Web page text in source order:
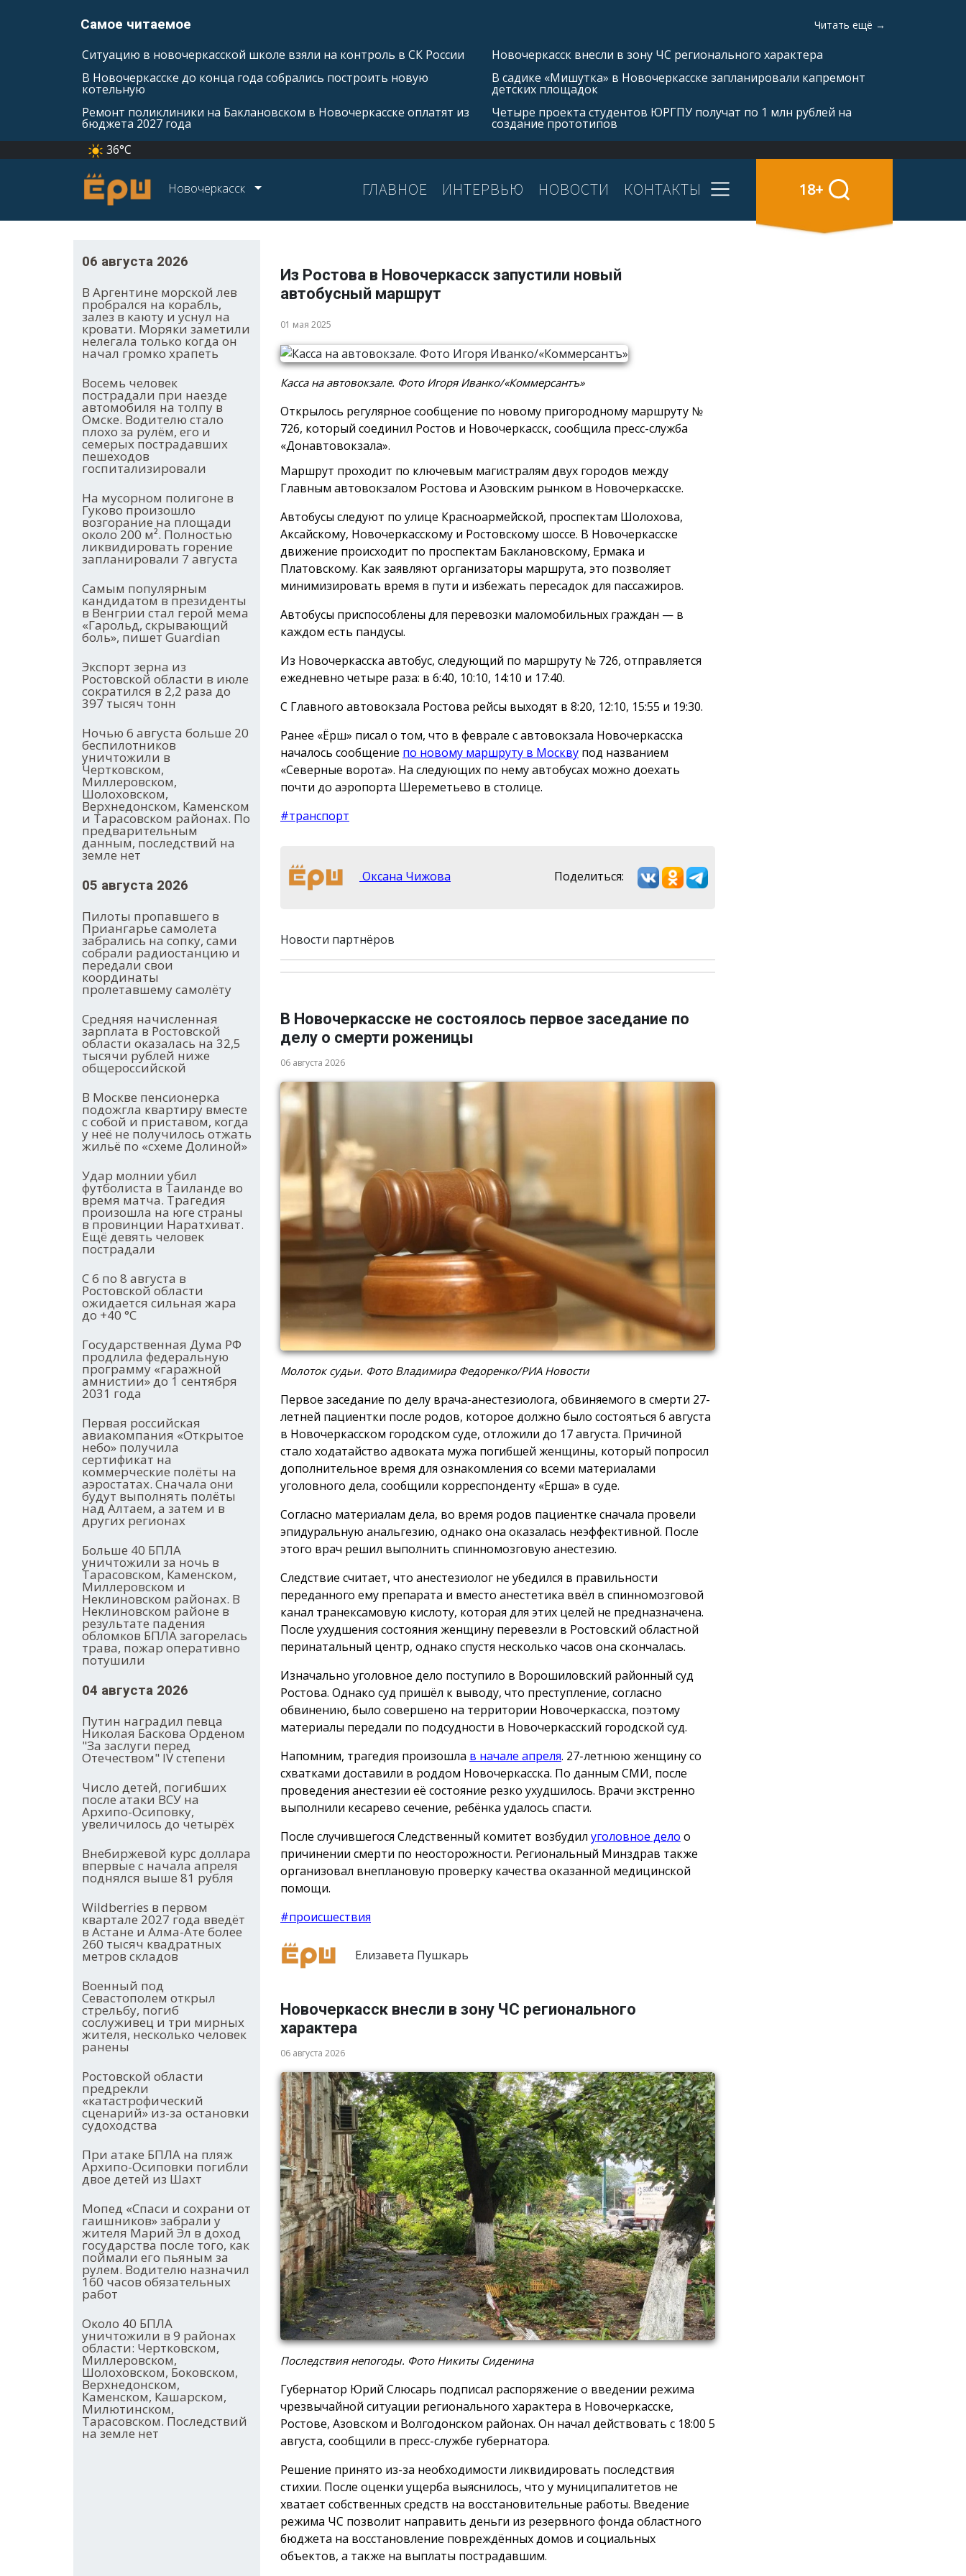
Самое читаемое Читать ещё →
Ситуацию в новочеркасской школе взяли на контроль в СК России
В Новочеркасске до конца года собрались построить новую
котельную
Ремонт поликлиники на Баклановском в Новочеркасске оплатят из
бюджета 2027 года
Новочеркасск внесли в зону ЧС регионального характера
В садике «Мишутка» в Новочеркасске запланировали капремонт
детских площадок
Четыре проекта студентов ЮРГПУ получат по 1 млн рублей на
создание прототипов
36°C
Новочеркасск ГЛАВНОЕ ИНТЕРВЬЮ НОВОСТИ КОНТАКТЫ 18+
06 августа 2026
В Аргентине морской лев
пробрался на корабль,
залез в каюту и уснул на
кровати. Моряки заметили
нелегала только когда он
начал громко храпеть
Восемь человек
пострадали при наезде
автомобиля на толпу в
Омске. Водителю стало
плохо за рулём, его и
семерых пострадавших
пешеходов
госпитализировали
На мусорном полигоне в
Гуково произошло
возгорание на площади
около 200 м². Полностью
ликвидировать горение
запланировали 7 августа
Самым популярным
кандидатом в президенты
в Венгрии стал герой мема
«Гарольд, скрывающий
боль», пишет Guardian
Экспорт зерна из
Ростовской области в июле
сократился в 2,2 раза до
397 тысяч тонн
Ночью 6 августа больше 20
беспилотников
уничтожили в
Чертковском,
Миллеровском,
Шолоховском,
Верхнедонском, Каменском
и Тарасовском районах. По
предварительным
данным, последствий на
земле нет
05 августа 2026
Пилоты пропавшего в
Приангарье самолета
забрались на сопку, сами
собрали радиостанцию и
передали свои
координаты
пролетавшему самолёту
Средняя начисленная
зарплата в Ростовской
области оказалась на 32,5
тысячи рублей ниже
общероссийской
В Москве пенсионерка
подожгла квартиру вместе
с собой и приставом, когда
у неё не получилось отжать
жильё по «схеме Долиной»
Удар молнии убил
футболиста в Таиланде во
время матча. Трагедия
произошла на юге страны
в провинции Наратхиват.
Ещё девять человек
пострадали
С 6 по 8 августа в
Ростовской области
ожидается сильная жара
до +40 °С
Государственная Дума РФ
продлила федеральную
программу «гаражной
амнистии» до 1 сентября
2031 года
Первая российская
авиакомпания «Открытое
небо» получила
сертификат на
коммерческие полёты на
аэростатах. Сначала они
будут выполнять полёты
над Алтаем, а затем и в
других регионах
Больше 40 БПЛА
уничтожили за ночь в
Тарасовском, Каменском,
Миллеровском и
Неклиновском районах. В
Неклиновском районе в
результате падения
обломков БПЛА загорелась
трава, пожар оперативно
потушили
04 августа 2026
Путин наградил певца
Николая Баскова Орденом
"За заслуги перед
Отечеством" IV степени
Число детей, погибших
после атаки ВСУ на
Архипо-Осиповку,
увеличилось до четырёх
Внебиржевой курс доллара
впервые с начала апреля
поднялся выше 81 рубля
Wildberries в первом
квартале 2027 года введёт
в Астане и Алма-Ате более
260 тысяч квадратных
метров складов
Военный под
Севастополем открыл
стрельбу, погиб
сослуживец и три мирных
жителя, несколько человек
ранены
Ростовской области
предрекли
«катастрофический
сценарий» из-за остановки
судоходства
При атаке БПЛА на пляж
Архипо-Осиповки погибли
двое детей из Шахт
Мопед «Спаси и сохрани от
гаишников» забрали у
жителя Марий Эл в доход
государства после того, как
поймали его пьяным за
рулем. Водителю назначил
160 часов обязательных
работ
Около 40 БПЛА
уничтожили в 9 районах
области: Чертковском,
Миллеровском,
Шолоховском, Боковском,
Верхнедонском,
Каменском, Кашарском,
Милютинском,
Тарасовском. Последствий
на земле нет
Из Ростова в Новочеркасск запустили новый
автобусный маршрут
01 мая 2025
Касса на автовокзале. Фото Игоря Иванко/«Коммерсантъ»
Открылось регулярное сообщение по новому пригородному маршруту №
726, который соединил Ростов и Новочеркасск, сообщила пресс-служба
«Донавтовокзала».
Маршрут проходит по ключевым магистралям двух городов между
Главным автовокзалом Ростова и Азовским рынком в Новочеркасске.
Автобусы следуют по улице Красноармейской, проспектам Шолохова,
Аксайскому, Новочеркасскому и Ростовскому шоссе. В Новочеркасске
движение происходит по проспектам Баклановскому, Ермака и
Платовскому. Как заявляют организаторы маршрута, это позволяет
минимизировать время в пути и избежать пересадок для пассажиров.
Автобусы приспособлены для перевозки маломобильных граждан — в
каждом есть пандусы.
Из Новочеркасска автобус, следующий по маршруту № 726, отправляется
ежедневно четыре раза: в 6:40, 10:10, 14:10 и 17:40.
С Главного автовокзала Ростова рейсы выходят в 8:20, 12:10, 15:55 и 19:30.
Ранее «Ёрш» писал о том, что в феврале с автовокзала Новочеркасска
началось сообщение по новому маршруту в Москву под названием
«Северные ворота». На следующих по нему автобусах можно доехать
почти до аэропорта Шереметьево в столице.
#транспорт
Оксана Чижова Поделиться:
Новости партнёров
В Новочеркасске не состоялось первое заседание по
делу о смерти роженицы
06 августа 2026
Молоток судьи. Фото Владимира Федоренко/РИА Новости
Первое заседание по делу врача-анестезиолога, обвиняемого в смерти 27-
летней пациентки после родов, которое должно было состояться 6 августа
в Новочеркасском городском суде, отложили до 17 августа. Причиной
стало ходатайство адвоката мужа погибшей женщины, который попросил
дополнительное время для ознакомления со всеми материалами
уголовного дела, сообщили корреспонденту «Ерша» в суде.
Согласно материалам дела, во время родов пациентке сначала провели
эпидуральную анальгезию, однако она оказалась неэффективной. После
этого врач решил выполнить спинномозговую анестезию.
Следствие считает, что анестезиолог не убедился в правильности
переданного ему препарата и вместо анестетика ввёл в спинномозговой
канал транексамовую кислоту, которая для этих целей не предназначена.
После ухудшения состояния женщину перевезли в Ростовский областной
перинатальный центр, однако спустя несколько часов она скончалась.
Изначально уголовное дело поступило в Ворошиловский районный суд
Ростова. Однако суд пришёл к выводу, что преступление, согласно
обвинению, было совершено на территории Новочеркасска, поэтому
материалы передали по подсудности в Новочеркасский городской суд.
Напомним, трагедия произошла в начале апреля. 27-летнюю женщину со
схватками доставили в роддом Новочеркасска. По данным СМИ, после
проведения анестезии её состояние резко ухудшилось. Врачи экстренно
выполнили кесарево сечение, ребёнка удалось спасти.
После случившегося Следственный комитет возбудил уголовное дело о
причинении смерти по неосторожности. Региональный Минздрав также
организовал внеплановую проверку качества оказанной медицинской
помощи.
#происшествия
Елизавета Пушкарь
Новочеркасск внесли в зону ЧС регионального
характера
06 августа 2026
Последствия непогоды. Фото Никиты Сиденина
Губернатор Юрий Слюсарь подписал распоряжение о введении режима
чрезвычайной ситуации регионального характера в Новочеркасске,
Ростове, Азовском и Волгодонском районах. Он начал действовать с 18:00 5
августа, сообщили в пресс-службе губернатора.
Решение принято из-за необходимости ликвидировать последствия
стихии. После оценки ущерба выяснилось, что у муниципалитетов не
хватает собственных средств на восстановительные работы. Введение
режима ЧС позволит направить деньги из резервного фонда областного
бюджета на восстановление повреждённых домов и социальных
объектов, а также на выплаты пострадавшим.